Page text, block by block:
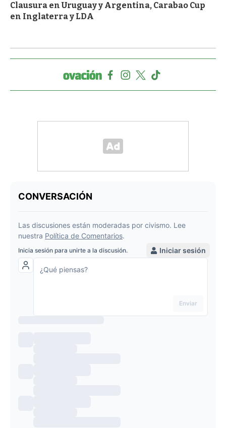
Clausura en Uruguay y Argentina, Carabao Cup
en Inglaterra y LDA